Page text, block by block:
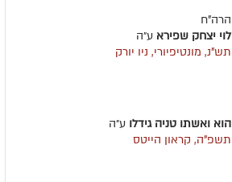
הרה"ח
לוי יצחק שפירא ע״ה
תש"נ, מונטיפיורי, ניו יורק
הוא ואשתו טניה גידלו ע״ה
תשפ"ה, קראון הייטס